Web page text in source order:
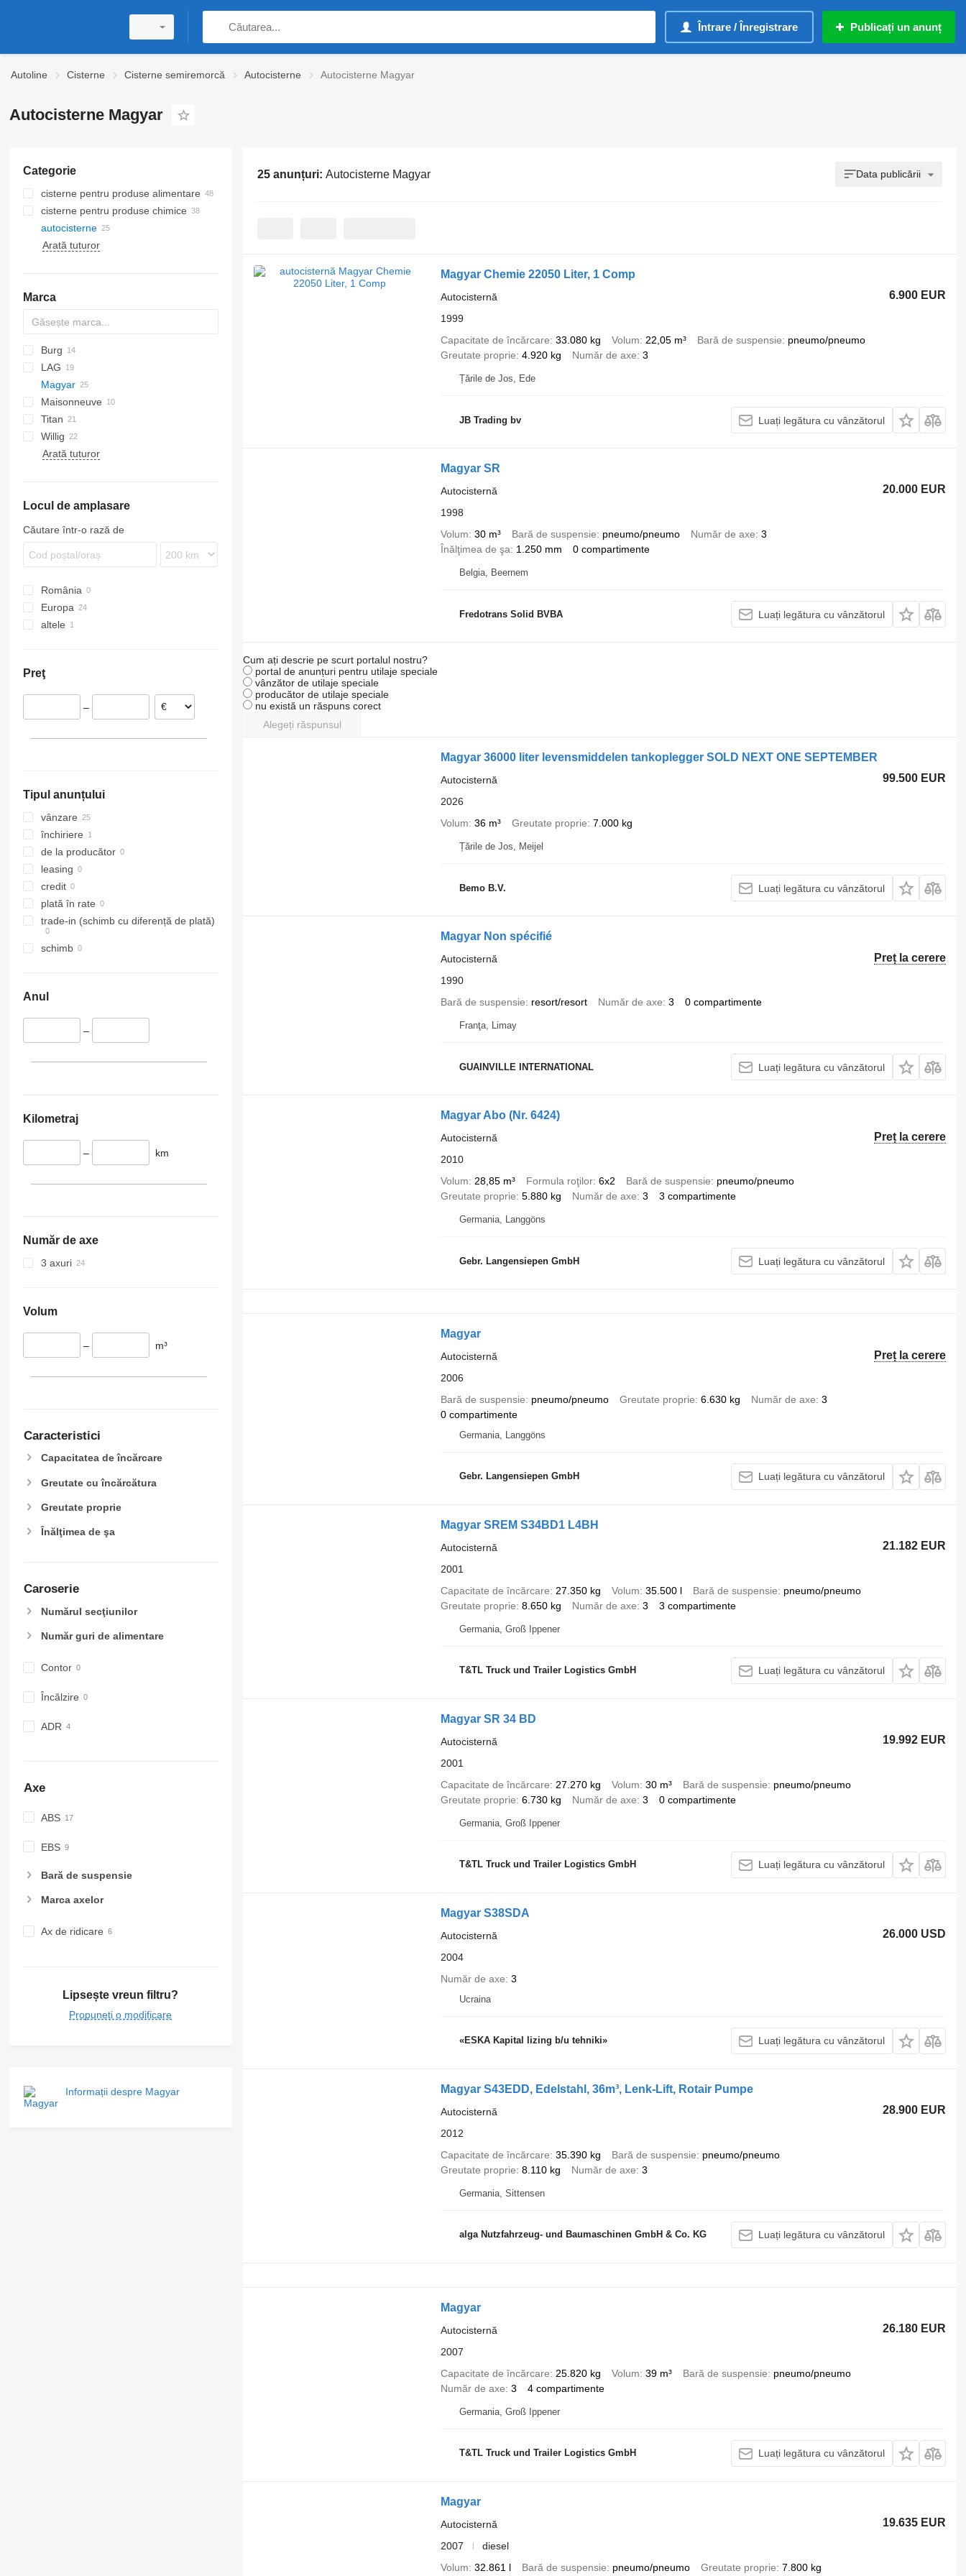
Întrare / Înregistrare Publicați un anunț
Autoline Cisterne Cisterne semiremorcă Autocisterne Autocisterne Magyar
Autocisterne Magyar
Categorie
cisterne pentru produse alimentare
cisterne pentru produse chimice
autocisterne
Arată tuturor
Marca
T-series
SAPL
Burg
ADR
BPDO
BPO
SOA
TSA
TSA
SSK
STB
LAG
0-3
GSA
O-3
Magyar
S-series
S38SDA
SR
SR34
Maisonneuve
SA
TS
SF
SK
Titan
ADR
Willig
Arată tuturor
Locul de amplasare
Căutare într-o rază de
România
Europa
altele
Preţ
–
Tipul anunțului
vânzare
închiriere
de la producător
leasing
credit
plată în rate
trade-in (schimb cu diferență de plată)
schimb
Anul
–
Kilometraj
– km
Număr de axe
3 axuri
Volum
– m³
Caracteristici
Capacitatea de încărcare
Greutate cu încărcătura
Greutate proprie
Înălţimea de şa
Caroserie
Numărul secţiunilor
Număr guri de alimentare
Contor
Încălzire
ADR
Axe
ABS
EBS
Bară de suspensie
Marca axelor
Ax de ridicare
Lipsește vreun filtru?
Propuneți o modificare
Informații despre Magyar
25 anunțuri: Autocisterne Magyar Data publicării
Magyar Chemie 22050 Liter, 1 Comp
6.900 EUR
Autocisternă
1999
Capacitate de încărcare 33.080 kg Volum 22,05 m³ Bară de suspensie
pneumo/pneumo
Greutate proprie 4.920 kg Număr de axe 3
Țările de Jos, Ede
JB Trading bv Luați legătura cu vânzătorul
Magyar SR
20.000 EUR
Autocisternă
1998
Volum 30 m³ Bară de suspensie pneumo/pneumo Număr de axe 3
Înălţimea de şa
1.250 mm 0 compartimente
Belgia, Beernem
Fredotrans Solid BVBA Luați legătura cu vânzătorul
Cum ați descrie pe scurt portalul nostru?
portal de anunțuri pentru utilaje speciale
vânzător de utilaje speciale
producător de utilaje speciale
nu există un răspuns corect
Alegeți răspunsul
Magyar 36000 liter levensmiddelen tankoplegger SOLD NEXT ONE SEPTEMBER
99.500 EUR
Autocisternă
2026
Volum 36 m³ Greutate proprie 7.000 kg
Țările de Jos, Meijel
Bemo B.V. Luați legătura cu vânzătorul
Magyar Non spécifié
Preț la cerere
Autocisternă
1990
Bară de suspensie
resort/resort Număr de axe 3 0 compartimente
Franţa, Limay
GUAINVILLE INTERNATIONAL Luați legătura cu vânzătorul
Magyar Abo (Nr. 6424)
Preț la cerere
Autocisternă
2010
Volum
28,85 m³ Formula roţilor 6x2 Bară de suspensie
pneumo/pneumo
Greutate proprie 5.880 kg Număr de axe 3 3 compartimente
Germania, Langgöns
Gebr. Langensiepen GmbH Luați legătura cu vânzătorul
Magyar
Preț la cerere
Autocisternă
2006
Bară de suspensie
pneumo/pneumo Greutate proprie 6.630 kg Număr de axe 3
0 compartimente
Germania, Langgöns
Gebr. Langensiepen GmbH Luați legătura cu vânzătorul
Magyar SREM S34BD1 L4BH
21.182 EUR
Autocisternă
2001
Capacitate de încărcare
27.350 kg Volum 35.500 l Bară de suspensie
pneumo/pneumo
Greutate proprie 8.650 kg Număr de axe 3 3 compartimente
Germania, Groß Ippener
T&TL Truck und Trailer Logistics GmbH Luați legătura cu vânzătorul
Magyar SR 34 BD
19.992 EUR
Autocisternă
2001
Capacitate de încărcare
27.270 kg Volum 30 m³ Bară de suspensie
pneumo/pneumo
Greutate proprie 6.730 kg Număr de axe 3 0 compartimente
Germania, Groß Ippener
T&TL Truck und Trailer Logistics GmbH Luați legătura cu vânzătorul
Magyar S38SDA
26.000 USD
Autocisternă
2004
Număr de axe 3
Ucraina
«ESKA Kapital lizing b/u tehniki» Luați legătura cu vânzătorul
Magyar S43EDD, Edelstahl, 36m³, Lenk-Lift, Rotair Pumpe
28.900 EUR
Autocisternă
2012
Capacitate de încărcare 35.390 kg Bară de suspensie
pneumo/pneumo
Greutate proprie 8.110 kg Număr de axe 3
Germania, Sittensen
alga Nutzfahrzeug- und Baumaschinen GmbH & Co. KG Luați legătura cu vânzătorul
Magyar
26.180 EUR
Autocisternă
2007
Capacitate de încărcare
25.820 kg Volum 39 m³ Bară de suspensie
pneumo/pneumo
Număr de axe 3 4 compartimente
Germania, Groß Ippener
T&TL Truck und Trailer Logistics GmbH Luați legătura cu vânzătorul
Magyar
19.635 EUR
Autocisternă
2007
diesel
Volum 32.861 l Bară de suspensie pneumo/pneumo Greutate proprie 7.800 kg